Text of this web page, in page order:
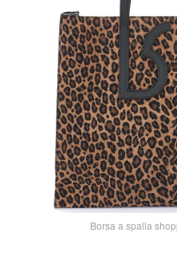
Borsa a spalla